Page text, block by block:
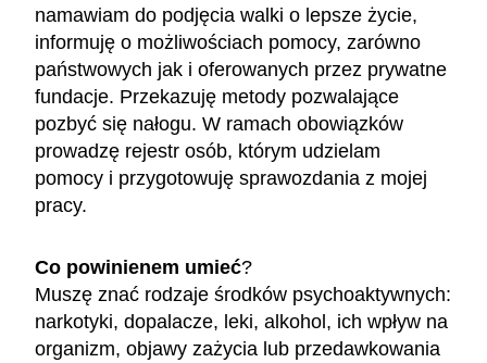
namawiam do podjęcia walki o lepsze życie,
informuję o możliwościach pomocy, zarówno
państwowych jak i oferowanych przez prywatne
fundacje. Przekazuję metody pozwalające
pozbyć się nałogu. W ramach obowiązków
prowadzę rejestr osób, którym udzielam
pomocy i przygotowuję sprawozdania z mojej
pracy.
Co powinienem umieć?
Muszę znać rodzaje środków psychoaktywnych:
narkotyki, dopalacze, leki, alkohol, ich wpływ na
organizm, objawy zażycia lub przedawkowania